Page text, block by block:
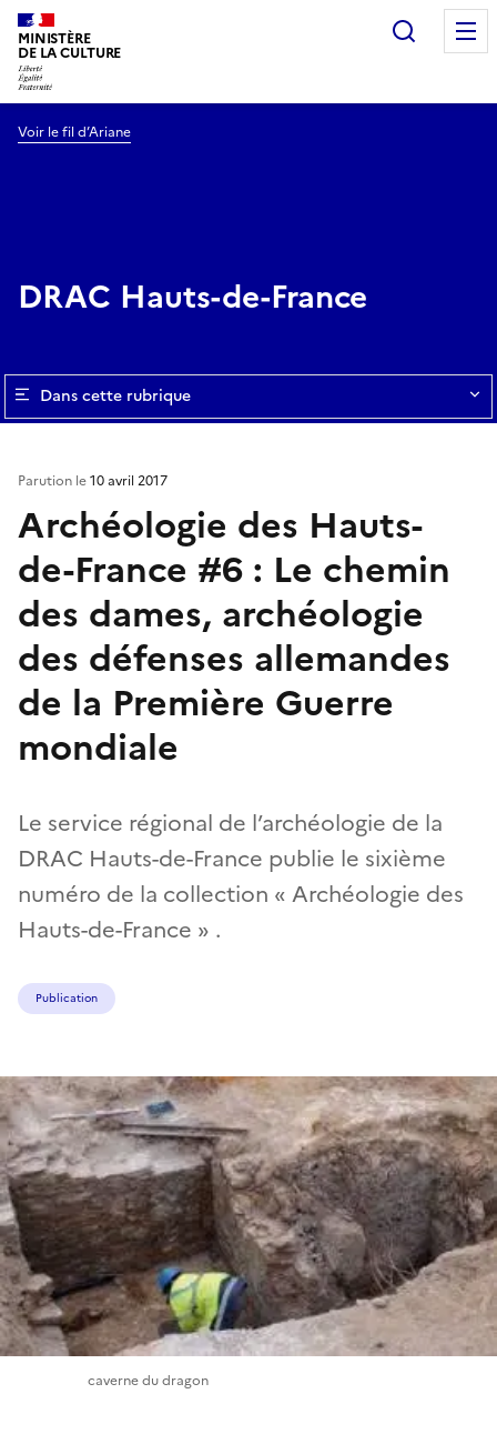
MINISTÈRE
DE LA CULTURE
Voir le fil d’Ariane
DRAC Hauts-de-France
Dans cette rubrique
Archéologie des Hauts-
de-France #6 : Le chemin
des dames, archéologie
des défenses allemandes
de la Première Guerre
mondiale
Le service régional de l’archéologie de la
DRAC Hauts-de-France publie le sixième
numéro de la collection « Archéologie des
Hauts-de-France » .
Parution le10 avril 2017
Publication
caverne du dragon